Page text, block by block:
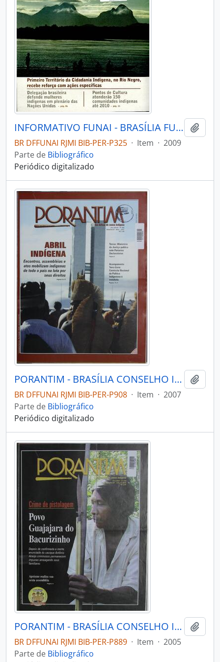
INFORMATIVO FUNAI - BRASÍLIA FUNAI - 2009 - Nº05
BR DFFUNAI RJMI BIB-PER-P325 · Item · 2009
Parte de Bibliográfico
Periódico digitalizado
PORANTIM - BRASÍLIA CONSELHO INDIGENISTA MISSIONÁRIO - 2007 - Nº295
BR DFFUNAI RJMI BIB-PER-P908 · Item · 2007
Parte de Bibliográfico
Periódico digitalizado
PORANTIM - BRASÍLIA CONSELHO INDIGENISTA MISSIONÁRIO - 2005 - Nº276
BR DFFUNAI RJMI BIB-PER-P889 · Item · 2005
Parte de Bibliográfico